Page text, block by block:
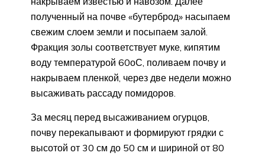
полученный на почве «бутерброд» насыпаем
свежим слоем земли и посыпаем залой.
Фракция золы соответствует муке, кипятим
воду температурой 60оС, поливаем почву и
накрываем пленкой, через две недели можно
высаживать рассаду помидоров.
За месяц перед высаживанием огурцов,
почву перекапывают и формируют грядки с
высотой от 30 см до 50 см и шириной от 80